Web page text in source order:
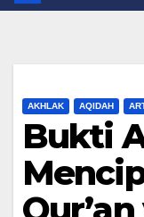
AKHLAK AQIDAH
Bukti